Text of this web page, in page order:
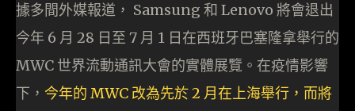
據多間外媒報道， Samsung 和 Lenovo 將會退出
今年 6 月 28 日至 7 月 1 日在西班牙巴塞隆拿舉行的
MWC 世界流動通訊大會的實體展覽。在疫情影響
下， 今年的 MWC 改為先於 2 月在上海舉行，而將